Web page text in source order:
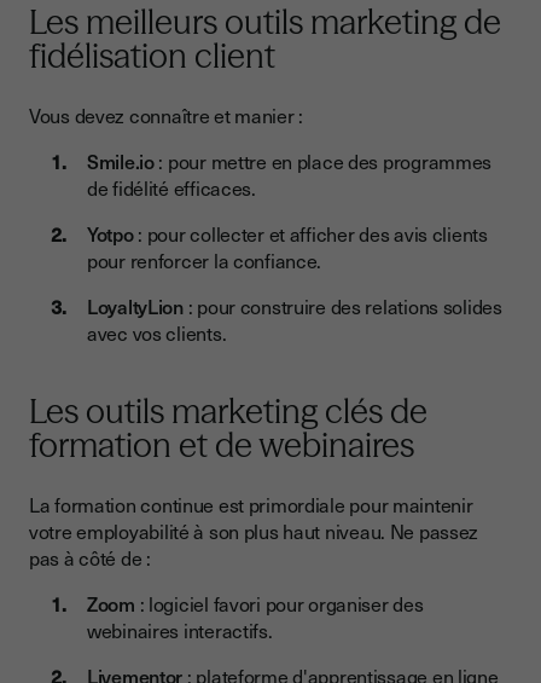
Les meilleurs outils marketing de
fidélisation client
Vous devez connaître et manier :
Smile.io: pour mettre en place des programmes
de fidélité efficaces.
Yotpo: pour collecter et afficher des avis clients
pour renforcer la confiance.
LoyaltyLion: pour construire des relations solides
avec vos clients.
Les outils marketing clés de
formation et de webinaires
La formation continue est primordiale pour maintenir
votre employabilité à son plus haut niveau. Ne passez
pas à côté de :
Zoom : logiciel favori pour organiser des
webinaires interactifs.
Livementor : plateforme d'apprentissage en ligne